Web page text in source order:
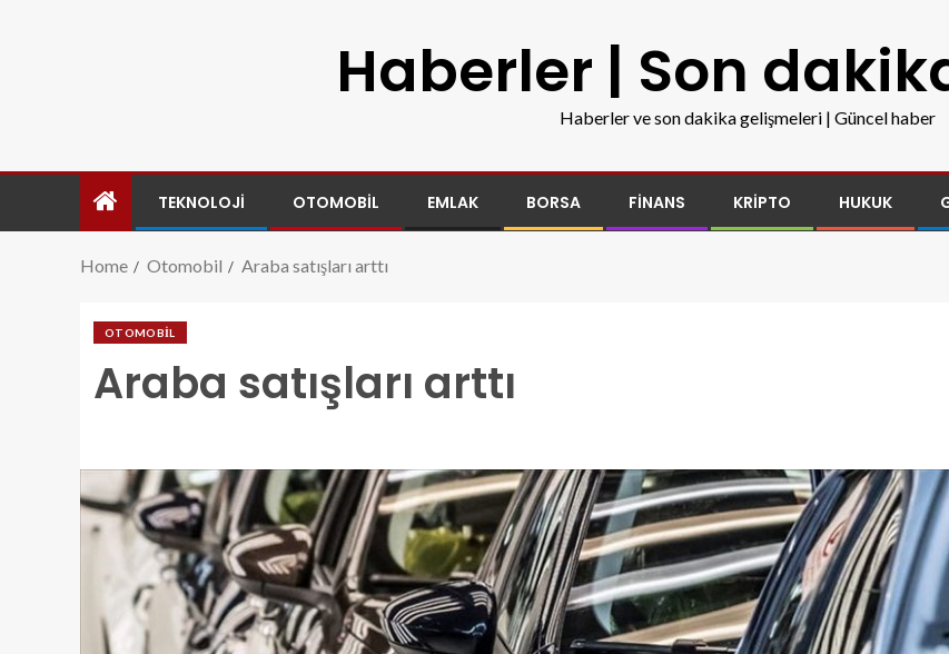
Haberler | Son
Haberler ve son dakika gelişmeleri | Güncel haber
TEKNOLOJI OTOMOBIL EMLAK BORSA FINANS KRIPTO HUKUK
Home Otomobil Araba satışları arttı
OTOMOBIL
Araba satışları arttı